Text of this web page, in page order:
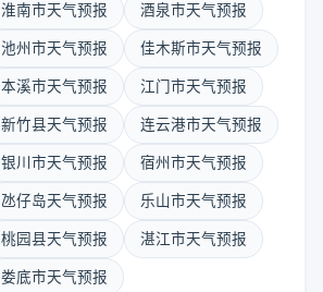
淮南市天气预报 酒泉市天气预报
池州市天气预报 佳木斯市天气预报
本溪市天气预报 江门市天气预报
新竹县天气预报 连云港市天气预报
银川市天气预报 宿州市天气预报
氹仔岛天气预报 乐山市天气预报
桃园县天气预报 湛江市天气预报
娄底市天气预报